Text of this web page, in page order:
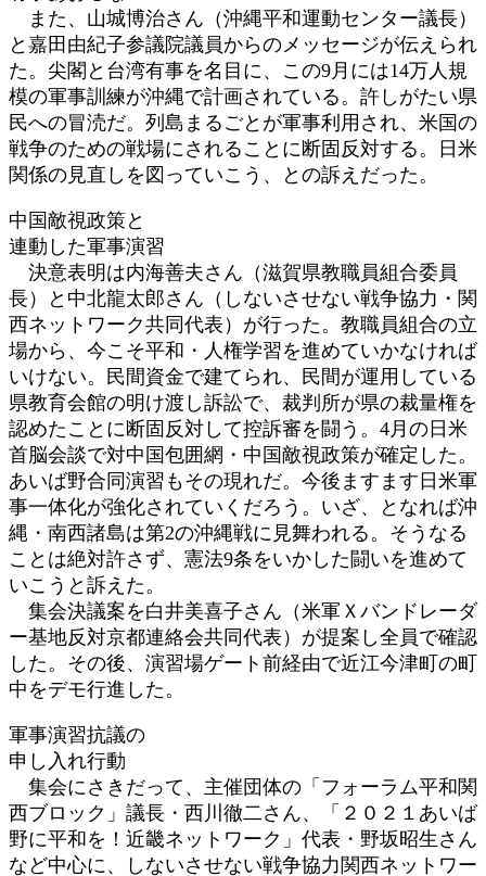
また、山城博治さん（沖縄平和運動センター議長）
と嘉田由紀子参議院議員からのメッセージが伝えられ
た。尖閣と台湾有事を名目に、この9月には14万人規
模の軍事訓練が沖縄で計画されている。許しがたい県
民への冒涜だ。列島まるごとが軍事利用され、米国の
戦争のための戦場にされることに断固反対する。日米
関係の見直しを図っていこう、との訴えだった。
中国敵視政策と
連動した軍事演習
決意表明は内海善夫さん（滋賀県教職員組合委員
長）と中北龍太郎さん（しないさせない戦争協力・関
西ネットワーク共同代表）が行った。教職員組合の立
場から、今こそ平和・人権学習を進めていかなければ
いけない。民間資金で建てられ、民間が運用している
県教育会館の明け渡し訴訟で、裁判所が県の裁量権を
認めたことに断固反対して控訴審を闘う。4月の日米
首脳会談で対中国包囲網・中国敵視政策が確定した。
あいば野合同演習もその現れだ。今後ますます日米軍
事一体化が強化されていくだろう。いざ、となれば沖
縄・南西諸島は第2の沖縄戦に見舞われる。そうなる
ことは絶対許さず、憲法9条をいかした闘いを進めて
いこうと訴えた。
集会決議案を白井美喜子さん（米軍Ｘバンドレーダ
ー基地反対京都連絡会共同代表）が提案し全員で確認
した。その後、演習場ゲート前経由で近江今津町の町
中をデモ行進した。
軍事演習抗議の
申し入れ行動
集会にさきだって、主催団体の「フォーラム平和関
西ブロック」議長・西川徹二さん、「２０２１あいば
野に平和を！近畿ネットワーク」代表・野坂昭生さん
など中心に、しないさせない戦争協力関西ネットワー